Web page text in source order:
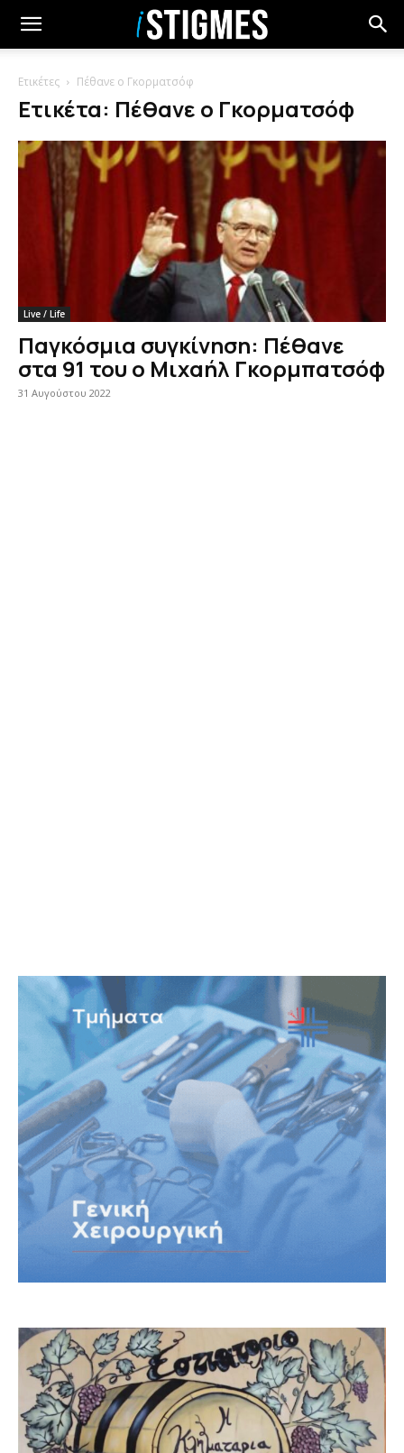
Ετικέτες Πέθανε ο Γκορματσόφ
Ετικέτα: Πέθανε ο Γκορματσόφ
Live / Life
Παγκόσμια συγκίνηση: Πέθανε
στα 91 του ο Μιχαήλ Γκορμπατσόφ
31 Αυγούστου 2022